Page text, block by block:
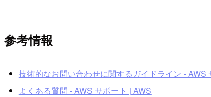
参考情報
技術的なお問い合わせに関するガイドライン - AWS
よくある質問 - AWS サポート | AWS